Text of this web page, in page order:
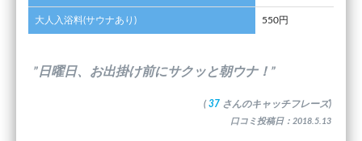
大人入浴料(サウナあり) 550円
”日曜日、お出掛け前にサクッと朝ウナ！”
( 37 さんのキャッチフレーズ)
口コミ投稿日：2018.5.13